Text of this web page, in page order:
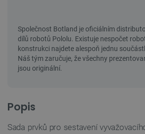
Popis
Sada prvků pro sestavení